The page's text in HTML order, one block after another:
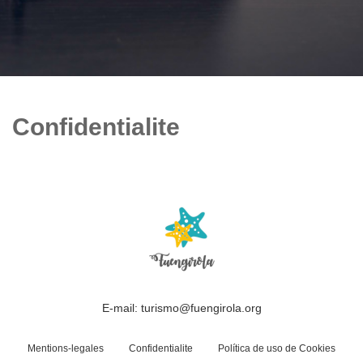
Confidentialite
E-mail: turismo@fuengirola.org
Mentions-legales Confidentialite Política de uso de Cookies